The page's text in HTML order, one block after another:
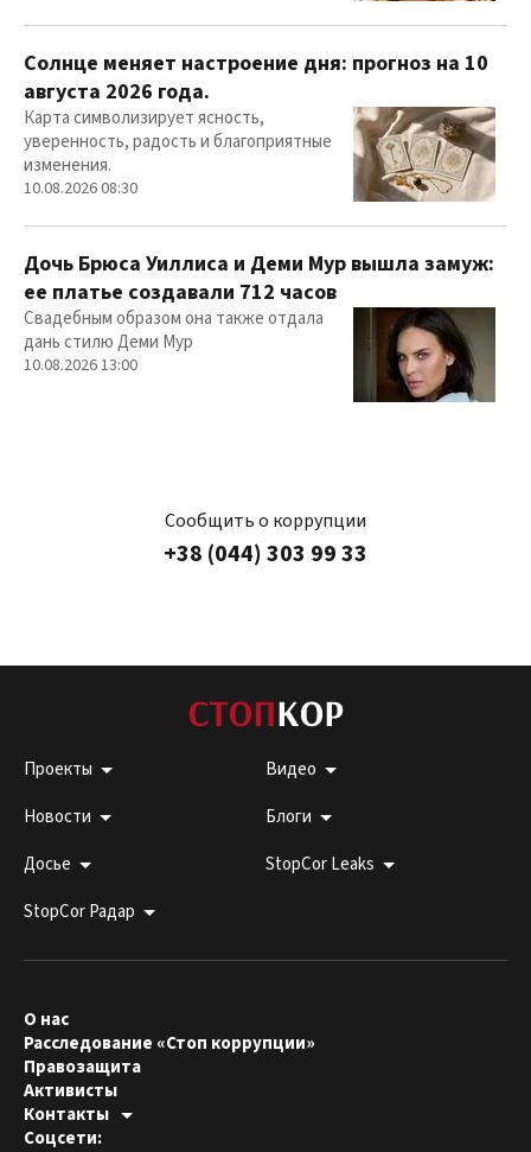
Солнце меняет настроение дня: прогноз на 10
августа 2026 года.
Карта символизирует ясность,
уверенность, радость и благоприятные
изменения.
10.08.2026 08:30
Дочь Брюса Уиллиса и Деми Мур вышла замуж:
ее платье создавали 712 часов
Свадебным образом она также отдала
дань стилю Деми Мур
10.08.2026 13:00
Сообщить о коррупции
+38 (044) 303 99 33
Проекты
Видео
Новости
Блоги
Досье
StopCor Leaks
StopCor Радар
О нас
Расследование «Стоп коррупции»
Правозащита
Активисты
Контакты
Горячая линия:
Соцсети: